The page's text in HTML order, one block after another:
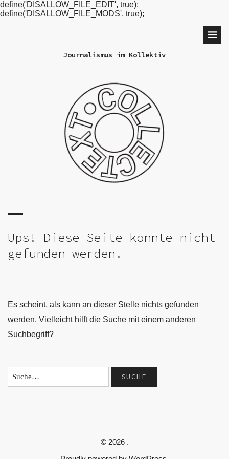
define('DISALLOW_FILE_EDIT', true);
define('DISALLOW_FILE_MODS', true);
Journalismus im Kollektiv
Ups! Diese Seite konnte nicht
gefunden werden.
Es scheint, als kann an dieser Stelle nichts gefunden
werden. Vielleicht hilft die Suche mit einem anderen
Suchbegriff?
© 2026 .